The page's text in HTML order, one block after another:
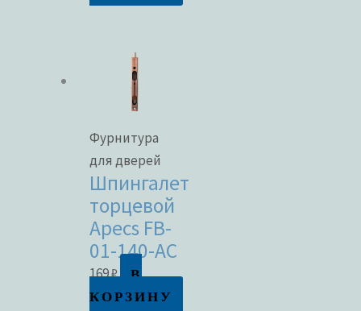
Фурнитура
для дверей
Шпингалет
торцевой
Apecs FB-
01-140-AC
169₽
В
КОРЗИНУ